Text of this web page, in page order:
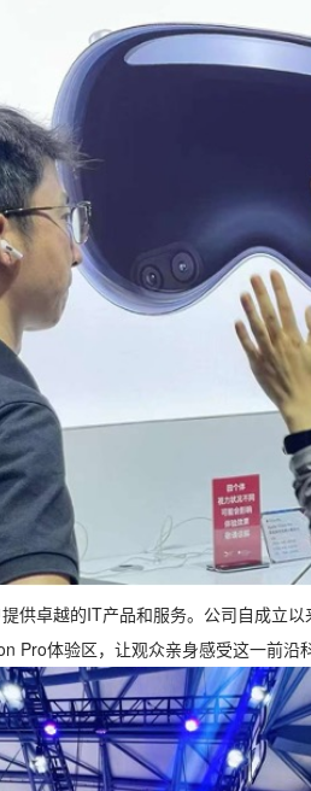
供卓越的IT产品和服务。公司自成立
Pro体验区，让观众亲身感受这一前沿